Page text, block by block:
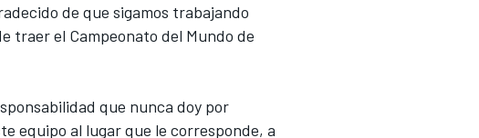
de que sigamos trabajando
traer el Campeonato del Mundo de
que nunca doy por
equipo al lugar que le corresponde, a